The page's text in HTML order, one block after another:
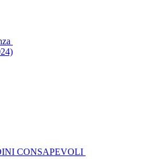
CONSAPEVOLI